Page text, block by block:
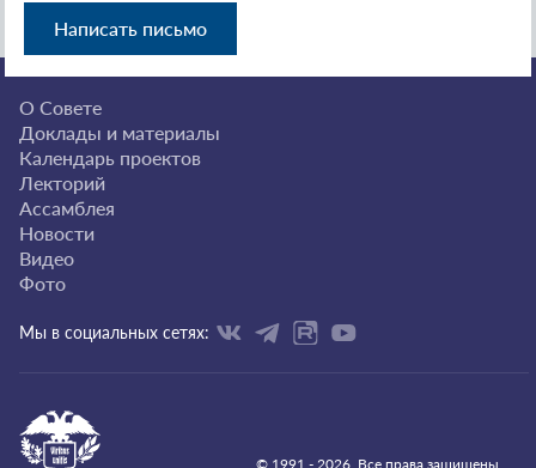
Написать письмо
О Совете
Доклады и материалы
Календарь проектов
Лекторий
Ассамблея
Новости
Видео
Фото
© 1991 - 2026. Все права защищены
Мы в социальных сетях: